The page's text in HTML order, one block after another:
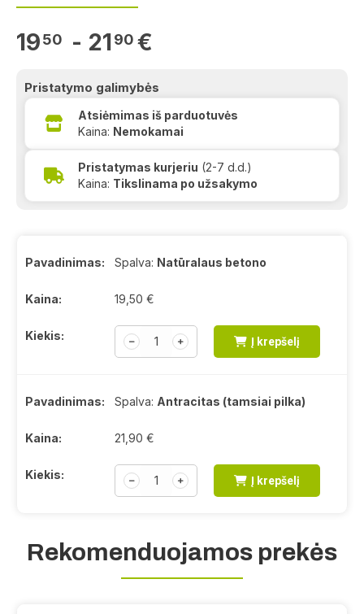
1950 - 2190 €
Pristatymo galimybės
Atsiėmimas iš parduotuvės
Kaina: Nemokamai
Pristatymas kurjeriu (2-7 d.d.)
Kaina: Tikslinama po užsakymo
Pavadinimas: Spalva: Natūralaus betono
Kaina: 19,50 €
Kiekis: ﹣ ﹢ Į krepšelį
Pavadinimas: Spalva: Antracitas (tamsiai pilka)
Kaina: 21,90 €
Kiekis: ﹣ ﹢ Į krepšelį
Rekomenduojamos prekės